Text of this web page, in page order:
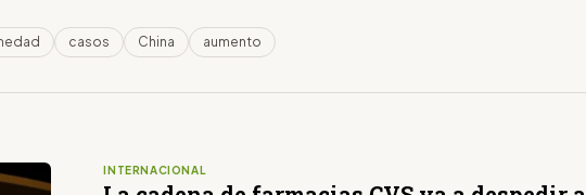
casos China aumento
INTERNACIONAL